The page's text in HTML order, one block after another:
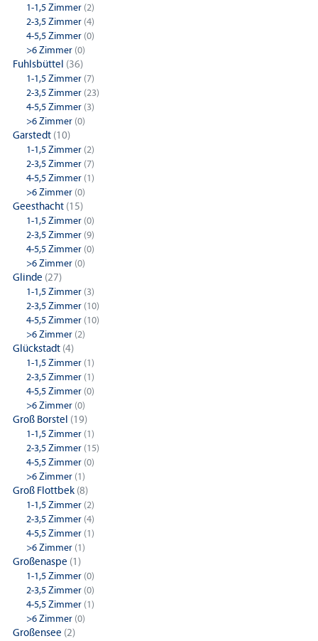
1-1,5 Zimmer (2)
2-3,5 Zimmer (4)
4-5,5 Zimmer (0)
>6 Zimmer (0)
Fuhlsbüttel (36)
1-1,5 Zimmer (7)
2-3,5 Zimmer (23)
4-5,5 Zimmer (3)
>6 Zimmer (0)
Garstedt (10)
1-1,5 Zimmer (2)
2-3,5 Zimmer (7)
4-5,5 Zimmer (1)
>6 Zimmer (0)
Geesthacht (15)
1-1,5 Zimmer (0)
2-3,5 Zimmer (9)
4-5,5 Zimmer (0)
>6 Zimmer (0)
Glinde (27)
1-1,5 Zimmer (3)
2-3,5 Zimmer (10)
4-5,5 Zimmer (10)
>6 Zimmer (2)
Glückstadt (4)
1-1,5 Zimmer (1)
2-3,5 Zimmer (1)
4-5,5 Zimmer (0)
>6 Zimmer (0)
Groß Borstel (19)
1-1,5 Zimmer (1)
2-3,5 Zimmer (15)
4-5,5 Zimmer (0)
>6 Zimmer (1)
Groß Flottbek (8)
1-1,5 Zimmer (2)
2-3,5 Zimmer (4)
4-5,5 Zimmer (1)
>6 Zimmer (1)
Großenaspe (1)
1-1,5 Zimmer (0)
2-3,5 Zimmer (0)
4-5,5 Zimmer (1)
>6 Zimmer (0)
Großensee (2)